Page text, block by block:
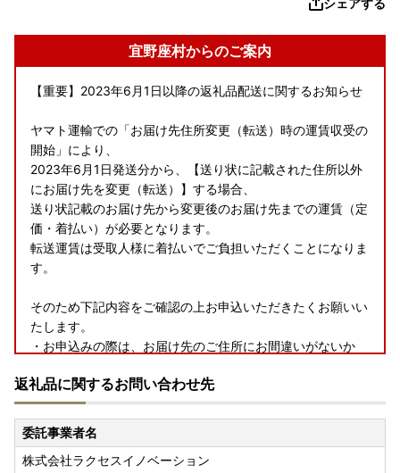
シェアする
宜野座村からのご案内
【重要】2023年6月1日以降の返礼品配送に関するお知らせ
ヤマト運輸での「お届け先住所変更（転送）時の運賃収受の
開始」により、
2023年6月1日発送分から、【送り状に記載された住所以外
にお届け先を変更（転送）】する場合、
送り状記載のお届け先から変更後のお届け先までの運賃（定
価・着払い）が必要となります。
転送運賃は受取人様に着払いでご負担いただくことになりま
す。
そのため下記内容をご確認の上お申込いただきたくお願いい
たします。
・お申込みの際は、お届け先のご住所にお間違いがないか
ため、
ご変更希望の際はお早目のご連絡をお願いいたします。
---------------------------------------------------------------
--
返礼品に関するお問い合わせ先
委託事業者名
株式会社ラクセスイノベーション